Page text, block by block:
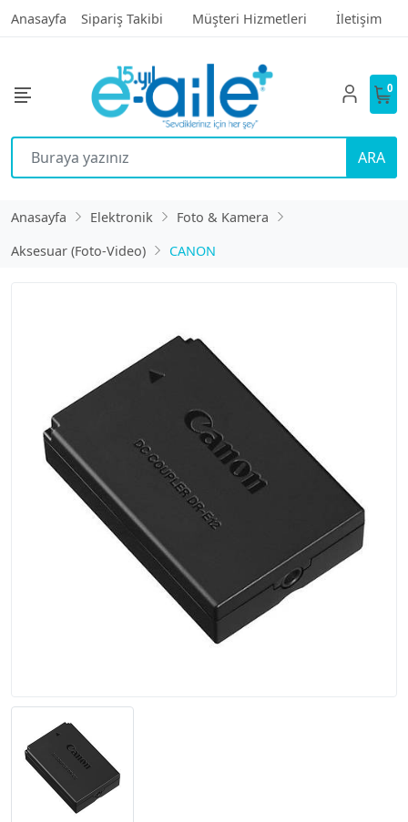
Anasayfa Sipariş Takibi Müşteri Hizmetleri İletişim
ARA
0
Anasayfa Elektronik
Foto & Kamera
Aksesuar (Foto-Video)
CANON